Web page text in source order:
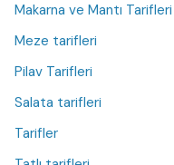
Makarna ve Mantı Tarifleri
Meze tarifleri
Pilav Tarifleri
Salata tarifleri
Tarifler